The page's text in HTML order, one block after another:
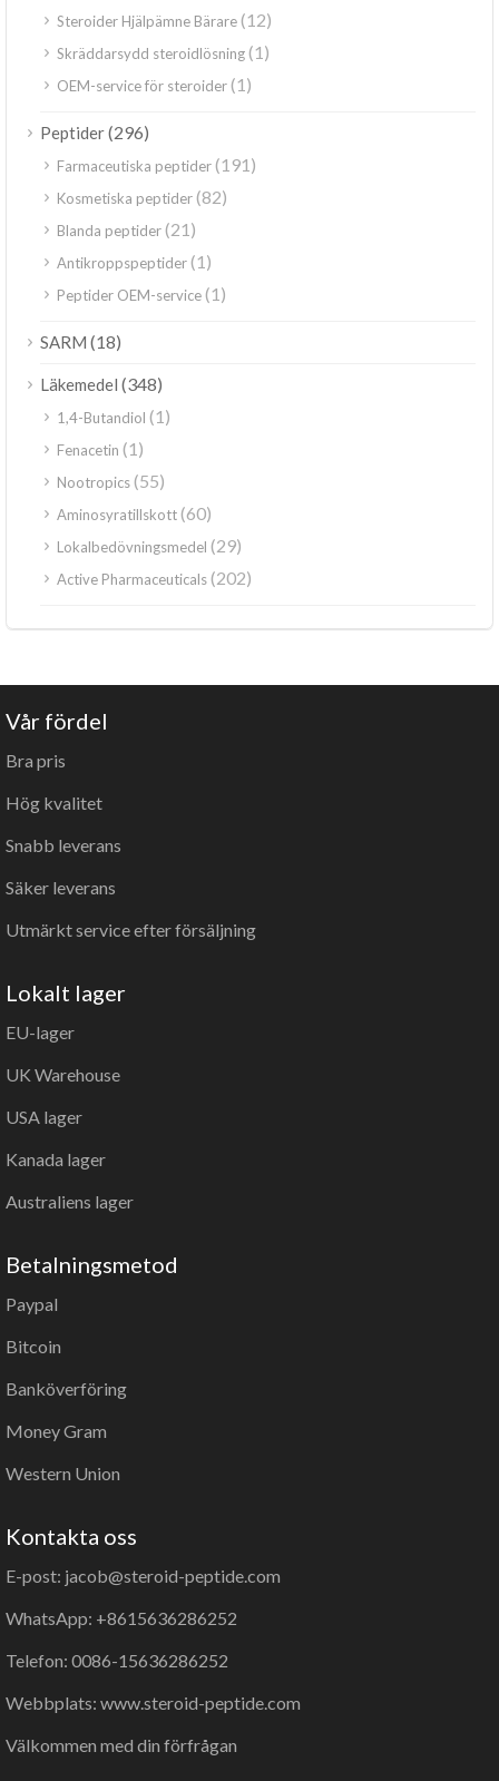
Steroider Hjälpämne Bärare(12)
Skräddarsydd steroidlösning(1)
OEM-service för steroider(1)
Peptider(296)
Farmaceutiska peptider(191)
Kosmetiska peptider(82)
Blanda peptider(21)
Antikroppspeptider(1)
Peptider OEM-service(1)
SARM (18)
Läkemedel (348)
1,4-Butandiol (1)
Fenacetin (1)
Nootropics(55)
Aminosyratillskott(60)
Lokalbedövningsmedel (29)
Active Pharmaceuticals(202)
Vår fördel
Bra pris
Hög kvalitet
Snabb leverans
Säker leverans
Utmärkt service efter försäljning
Lokalt lager
EU-lager
UK Warehouse
USA lager
Kanada lager
Australiens lager
Betalningsmetod
Paypal
Bitcoin
Banköverföring
Money Gram
Western Union
Kontakta oss
E-post: jacob@steroid-peptide.com
WhatsApp: +8615636286252
Telefon: 0086-15636286252
Webbplats: www.steroid-peptide.com
Välkommen med din förfrågan